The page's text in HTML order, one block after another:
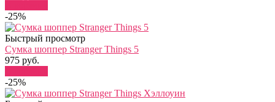
-25%
Быстрый просмотр
Сумка шоппер Stranger Things 5
975 руб.
-25%